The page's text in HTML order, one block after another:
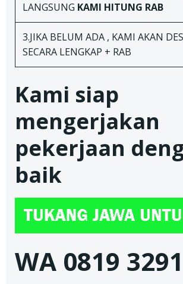
LANGSUNG KAMI HITUNG RAB
3.JIKA BELUM ADA , KAMI AKAN
SECARA LENGKAP + RAB
Kami siap
mengerjakan
pekerjaan
baik
WA 0819